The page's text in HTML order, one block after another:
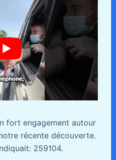
fort engagement autour
récente découverte.
259104.